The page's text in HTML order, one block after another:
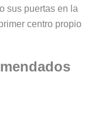
sus puertas en la
centro propio